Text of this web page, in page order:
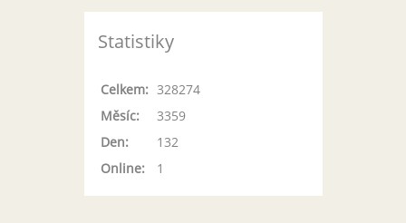
Statistiky
Online: 1
Celkem: 328274
Měsíc:
3359
Den:
132